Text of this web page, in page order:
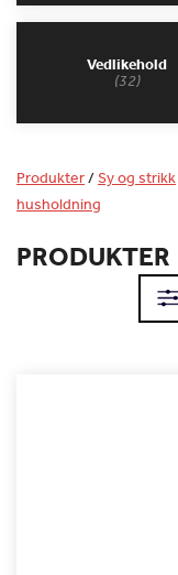
Vedlikehold
(32)
Produkter/Sy og strikk
husholdning
PRODUKTER